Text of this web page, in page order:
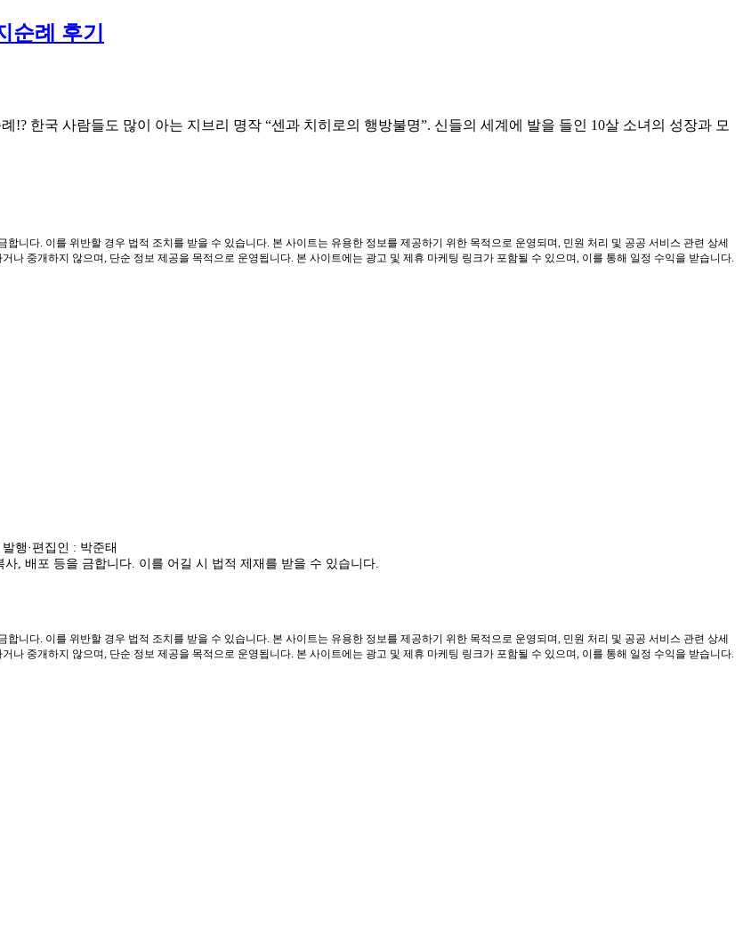
순례 후기
!? 한국 사람들도 많이 아는 지브리 명작 “센과 치히로의 행방불명”. 신들의 세계에 발을 들인 10살 소녀의 성장과 모
니다. 이를 위반할 경우 법적 조치를 받을 수 있습니다. 본 사이트는 유용한 정보를 제공하기 위한 목적으로 운영되며, 민원 처리 및 공공 서비스 관련 상세
중개하지 않으며, 단순 정보 제공을 목적으로 운영됩니다. 본 사이트에는 광고 및 제휴 마케팅 링크가 포함될 수 있으며, 이를 통해 일정 수익을 받습니다.
행·편집인 : 박준태
, 배포 등을 금합니다. 이를 어길 시 법적 제재를 받을 수 있습니다.
니다. 이를 위반할 경우 법적 조치를 받을 수 있습니다. 본 사이트는 유용한 정보를 제공하기 위한 목적으로 운영되며, 민원 처리 및 공공 서비스 관련 상세
중개하지 않으며, 단순 정보 제공을 목적으로 운영됩니다. 본 사이트에는 광고 및 제휴 마케팅 링크가 포함될 수 있으며, 이를 통해 일정 수익을 받습니다.